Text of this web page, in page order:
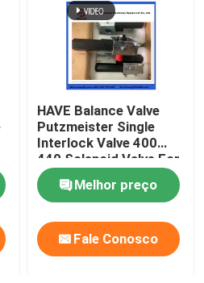
de concreto
concreta
HAVE Balance Valve
Putzmeister Single
Interlock Valve 400
440 Solenoid Valve For
Concrete Pump
Melhor preço
Fale Conosco